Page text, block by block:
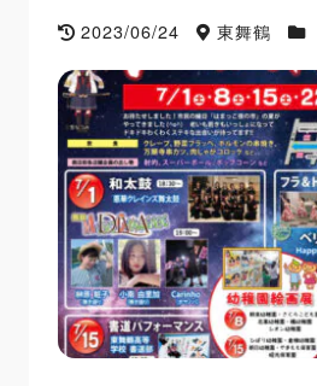
2023/06/24 東舞鶴